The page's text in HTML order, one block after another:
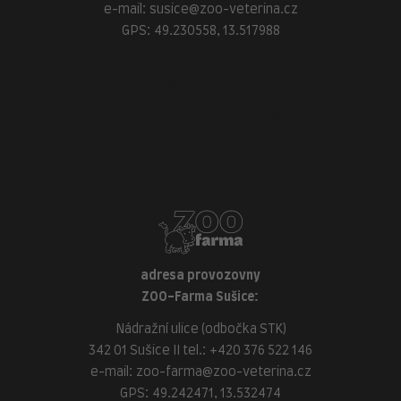
e-mail: susice@zoo-veterina.cz
GPS: 49.230558, 13.517988
adresa provozovny
ZOO-Farma Sušice:
Nádražní ulice (odbočka STK)
342 01 Sušice II tel.: +420 376 522 146
e-mail: zoo-farma@zoo-veterina.cz
GPS: 49.242471, 13.532474